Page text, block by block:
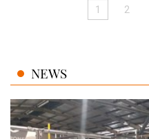
1 2
NEWS